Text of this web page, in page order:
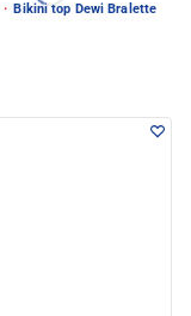
· Bikini top Dewi Bralette